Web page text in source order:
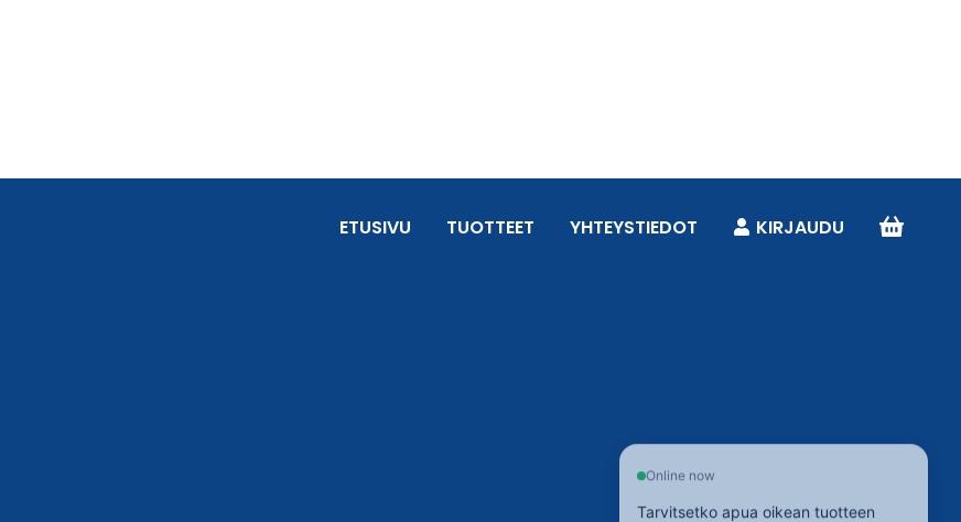
ETUSIVU TUOTTEET YHTEYSTIEDOT KIRJAUDU
Online now
Tarvitsetko apua oikean tuotteen